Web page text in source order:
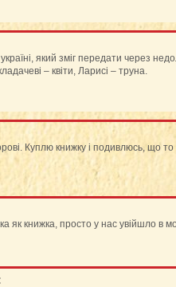
який зміг передати через
– квіти, Ларисі – труна.
Куплю книжку і подивлюсь, що
як книжка, просто у нас увійшло в